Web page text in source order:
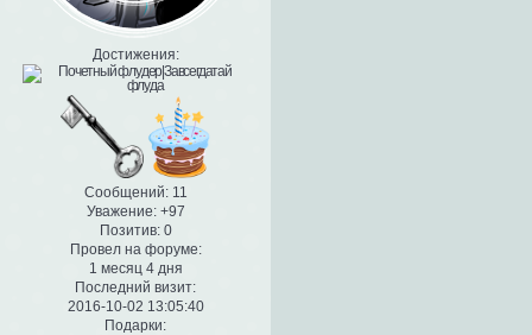
Достижения:
Сообщений:11
Уважение: +97
Позитив: 0
Провел на форуме:
1 месяц 4 дня
Последний визит:
2016-10-02 13:05:40
Подарки: